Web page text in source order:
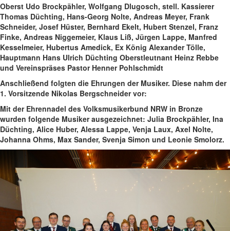
Oberst Udo Brockpähler, Wolfgang Dlugosch, stell. Kassierer
Thomas Düchting, Hans-Georg Nolte, Andreas Meyer, Frank
Schneider, Josef Hüster, Bernhard Ekelt, Hubert Stenzel, Franz
Finke, Andreas Niggemeier, Klaus Liß, Jürgen Lappe, Manfred
Kesselmeier, Hubertus Amedick, Ex König Alexander Tölle,
Hauptmann Hans Ulrich Düchting Oberstleutnant Heinz Rebbe
und Vereinspräses Pastor Henner Pohlschmidt
Anschließend folgten die Ehrungen der Musiker. Diese nahm der
1. Vorsitzende Nikolas Bergschneider vor:
Mit der Ehrennadel des Volksmusikerbund NRW in Bronze
wurden folgende Musiker ausgezeichnet: Julia Brockpähler, Ina
Düchting, Alice Huber, Alessa Lappe, Venja Laux, Axel Nolte,
Johanna Ohms, Max Sander, Svenja Simon und Leonie Smolorz.